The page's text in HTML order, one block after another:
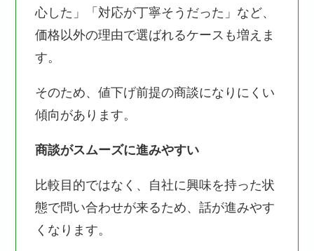
心した」「対応が丁寧そうだった」など、
価格以外の理由で選ばれるケースも増えま
す。
そのため、値下げ前提の商談になりにくい
傾向があります。
商談がスムーズに進みやすい
比較目的ではなく、自社に興味を持った状
態で問い合わせが来るため、話が進みやす
くなります。